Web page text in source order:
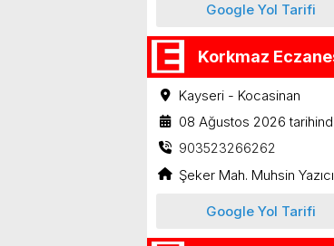
Google Yol Tarifi
Korkmaz
Kayseri - Kocasinan
08 Ağustos 2026
903523266262
Şeker Mah. Muhsin
Google Yol Tarifi